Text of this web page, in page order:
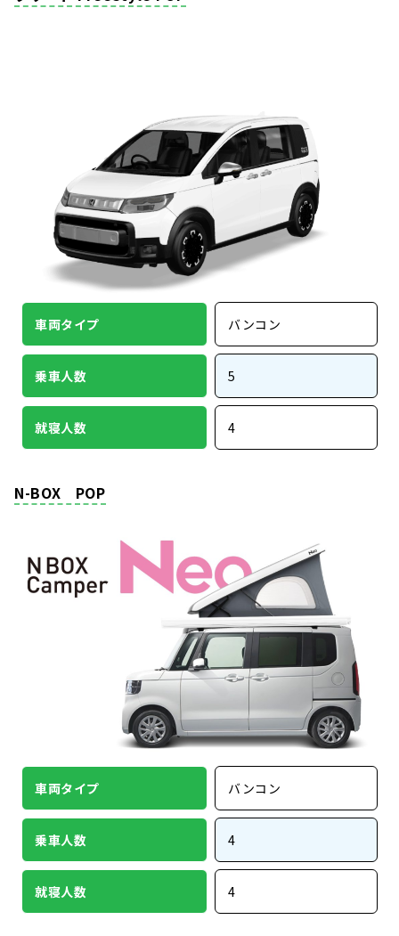
車両タイプ バンコン
乗車人数 5
就寝人数 4
N-BOX POP
車両タイプ バンコン
乗車人数 4
就寝人数 4